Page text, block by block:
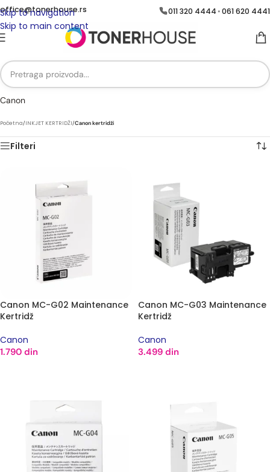
Skip to navigation
Skip to main content
office@tonerhouse.rs 011 320 4444 •061 620 4441
Canon
Početna/INKJET KERTRIDŽI/Canon kertridži
Filteri
Canon MC-G02 Maintenance
Kertridž
Canon
1.790 din
Canon MC-G03 Maintenance
Kertridž
Canon
3.499 din